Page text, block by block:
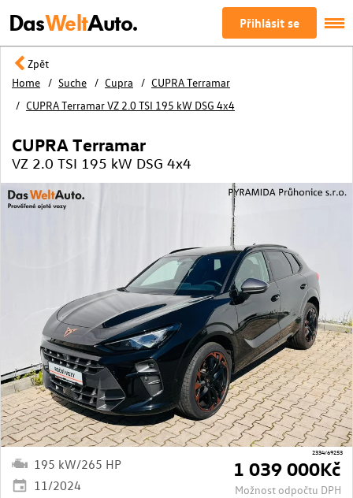
DasWeltAuto. Přihlásit se
Zpět
Home
Suche Cupra
CUPRA Terramar
CUPRA Terramar VZ 2.0 TSI 195 kW DSG 4x4
2334/69253
CUPRA Terramar
VZ 2.0 TSI 195 kW DSG 4x4
195 kW/265 HP
11/2024
1 039 000Kč
Možnost odpočtu DPH